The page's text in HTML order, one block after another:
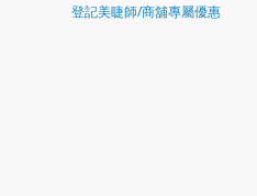
登記美睫師/商舖專屬優惠